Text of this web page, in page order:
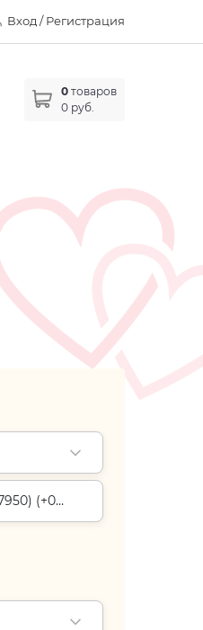
Вход / Регистрация
0 товаров
0 руб.
(+0